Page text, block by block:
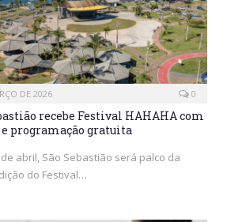
DE 2026 0
recebe Festival HAHAHA com
programação gratuita
de abril, São Sebastião será palco da
do Festival…